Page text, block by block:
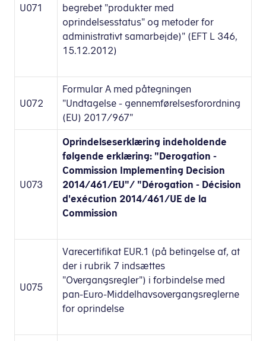
U071
begrebet "produkter med
oprindelsesstatus" og metoder for
administrativt samarbejde)" (EFT L 346,
15.12.2012)
U072
Formular A med påtegningen
"Undtagelse - gennemførelsesforordning
(EU) 2017/967"
U073
Oprindelseserklæring indeholdende
følgende erklæring: "Derogation -
Commission Implementing Decision
2014/461/EU"/ "Dérogation - Décision
d'exécution 2014/461/UE de la
Commission
U075
Varecertifikat EUR.1 (på betingelse af, at
der i rubrik 7 indsættes
"Overgangsregler") i forbindelse med
pan-Euro-Middelhavsovergangsreglerne
for oprindelse